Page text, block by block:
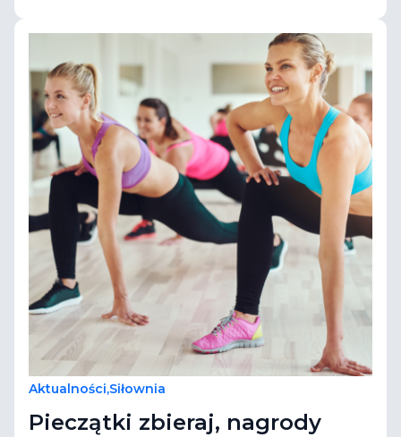
Aktualności,Siłownia
Pieczątki zbieraj, nagrody